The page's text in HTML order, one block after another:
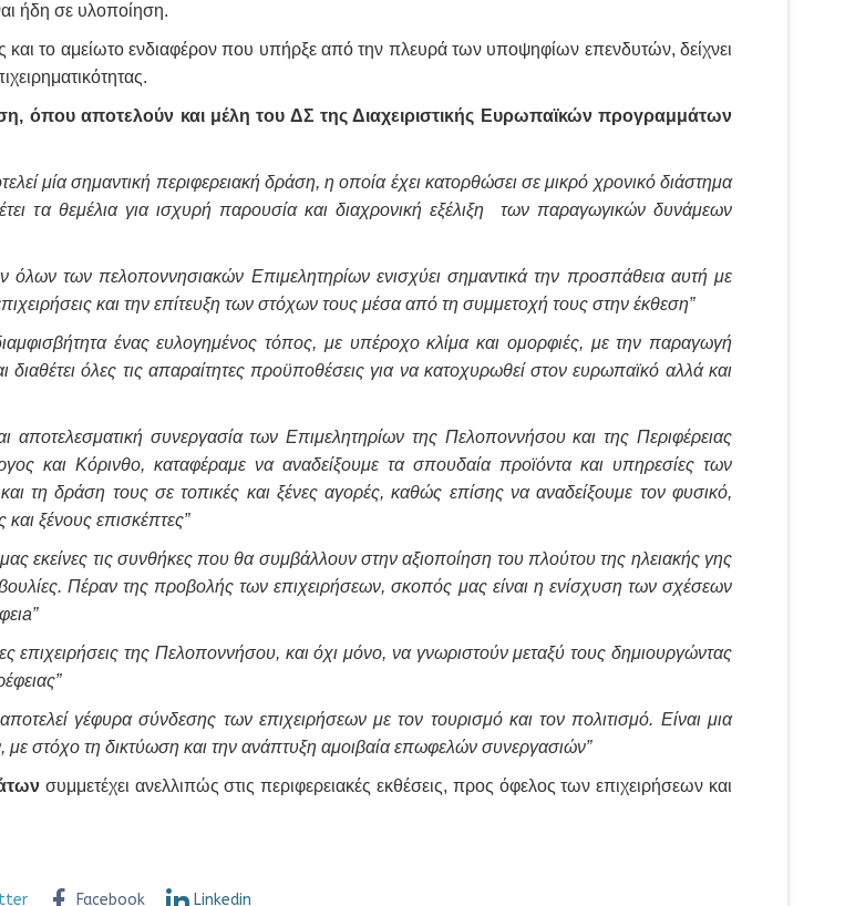
ήδη σε υλοποίηση.
και το αμείωτο ενδιαφέρον που υπήρξε από την πλευρά των υποψηφίων επενδυτών, δείχνει
όπου αποτελούν και μέλη του ΔΣ της Διαχειριστικής Ευρωπαϊκών προγραμμάτων
σημαντική περιφερειακή δράση, η οποία έχει κατορθώσει σε μικρό χρονικό διάστημα
τα θεμέλια για ισχυρή παρουσία και διαχρονική εξέλιξη των παραγωγικών δυνάμεων
όλων των πελοποννησιακών Επιμελητηρίων ενισχύει σημαντικά την προσπάθεια αυτή με
και την επίτευξη των στόχων τους μέσα από τη συμμετοχή τους στην έκθεση”
ένας ευλογημένος τόπος, με υπέροχο κλίμα και ομορφιές, με την παραγωγή
όλες τις απαραίτητες προϋποθέσεις για να κατοχυρωθεί στον ευρωπαϊκό αλλά και
αποτελεσματική συνεργασία των Επιμελητηρίων της Πελοποννήσου και της Περιφέρειας
και Κόρινθο, καταφέραμε να αναδείξουμε τα σπουδαία προϊόντα και υπηρεσίες των
τη δράση τους σε τοπικές και ξένες αγορές, καθώς επίσης να αναδείξουμε τον φυσικό,
ξένους επισκέπτες”
μας εκείνες τις συνθήκες που θα συμβάλλουν στην αξιοποίηση του πλούτου της ηλειακής γης
Πέραν της προβολής των επιχειρήσεων, σκοπός μας είναι η ενίσχυση των σχέσεων
επιχειρήσεις της Πελοποννήσου, και όχι μόνο, να γνωριστούν μεταξύ τους δημιουργώντας
γέφυρα σύνδεσης των επιχειρήσεων με τον τουρισμό και τον πολιτισμό. Είναι μια
στόχο τη δικτύωση και την ανάπτυξη αμοιβαία επωφελών συνεργασιών”
συμμετέχει ανελλιπώς στις περιφερειακές εκθέσεις, προς όφελος των επιχειρήσεων και
Facebook Linkedin